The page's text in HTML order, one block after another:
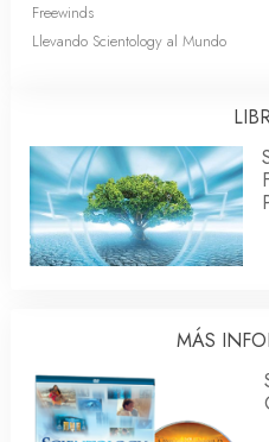
Freewinds
Llevando Scientology al Mundo
MÁS